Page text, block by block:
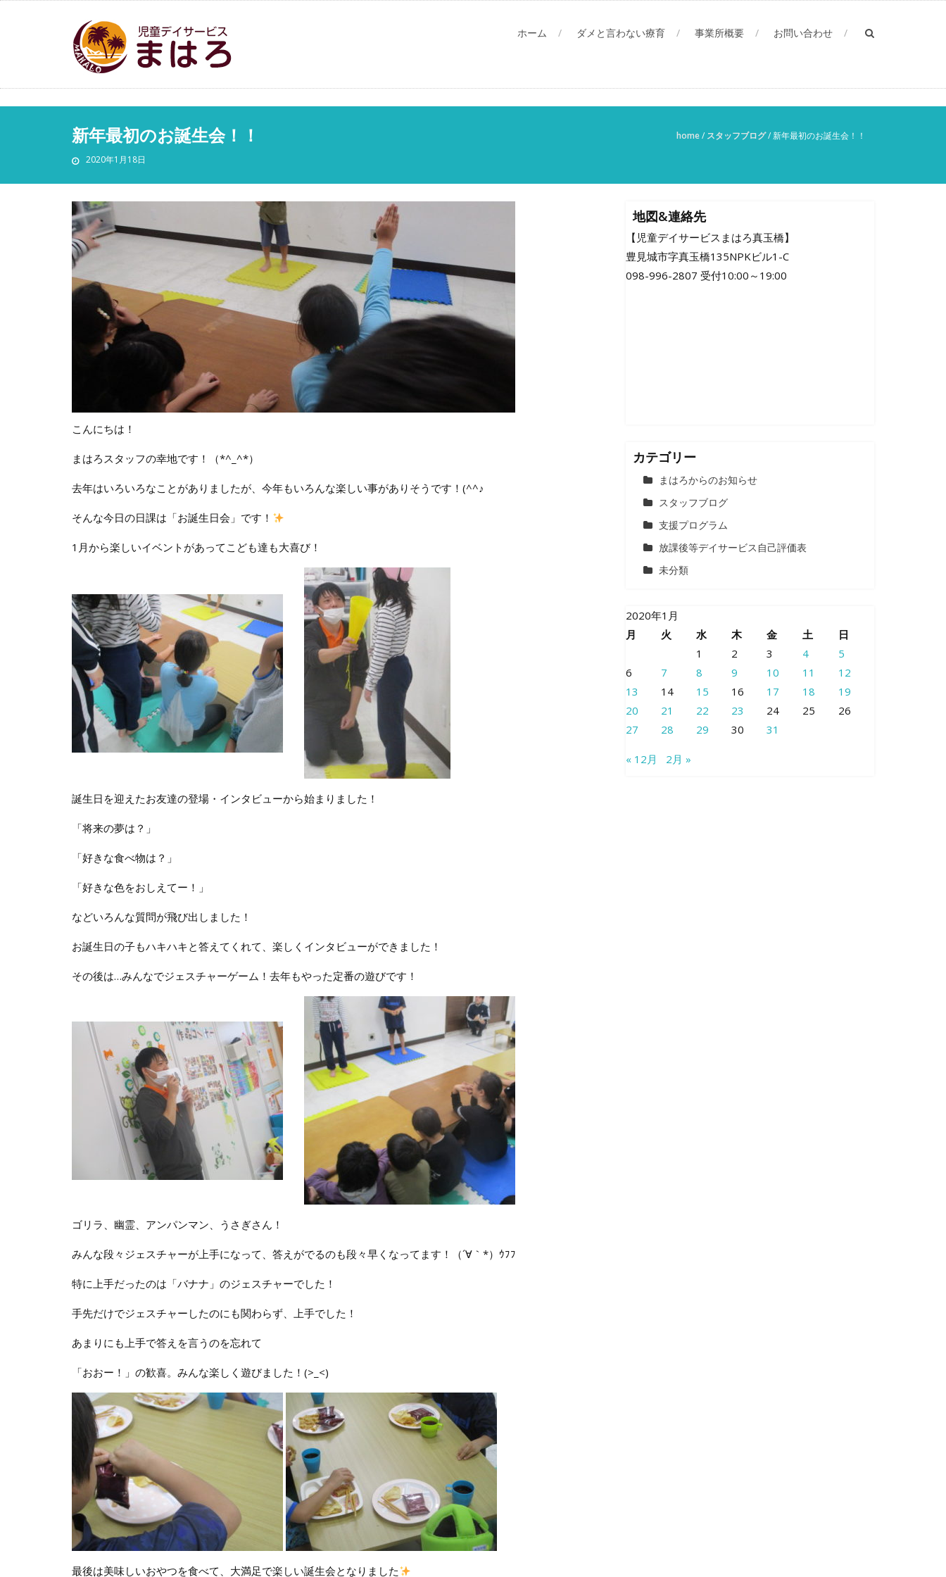
ホーム ダメと言わない療育 事業所概要 お問い合わせ
新年最初のお誕生会！！
2020年1月18日
home/ スタッフブログ/新年最初のお誕生会！！
こんにちは！
まはろスタッフの幸地です！（*^_^*）
去年はいろいろなことがありましたが、今年もいろんな楽しい事がありそうです！(^^♪
そんな今日の日課は「お誕生日会」です！
1月から楽しいイベントがあってこども達も大喜び！
誕生日を迎えたお友達の登場・インタビューから始まりました！
「将来の夢は？」
「好きな食べ物は？」
「好きな色をおしえてー！」
などいろんな質問が飛び出しました！
お誕生日の子もハキハキと答えてくれて、楽しくインタビューができました！
その後は…みんなでジェスチャーゲーム！去年もやった定番の遊びです！
ゴリラ、幽霊、アンパンマン、うさぎさん！
みんな段々ジェスチャーが上手になって、答えがでるのも段々早くなってます！（´∀｀*）ｳﾌﾌ
特に上手だったのは「バナナ」のジェスチャーでした！
手先だけでジェスチャーしたのにも関わらず、上手でした！
あまりにも上手で答えを言うのを忘れて
「おおー！」の歓喜。みんな楽しく遊びました！(>_<)
最後は美味しいおやつを食べて、大満足で楽しい誕生会となりました
地図&連絡先
【児童デイサービスまはろ真玉橋】
豊見城市字真玉橋135NPKビル1-C
098-996-2807 受付10:00～19:00
カテゴリー
まはろからのお知らせ
スタッフブログ
支援プログラム
放課後等デイサービス自己評価表
未分類
2020年1月
月
火 水 木 金 土
日
1
2 3 4
5
6
7 8 9 10 11
12
13
14 15 16 17 18
19
20
21 22 23 24 25
26
27
28 29 30 31
« 12月 2月 »